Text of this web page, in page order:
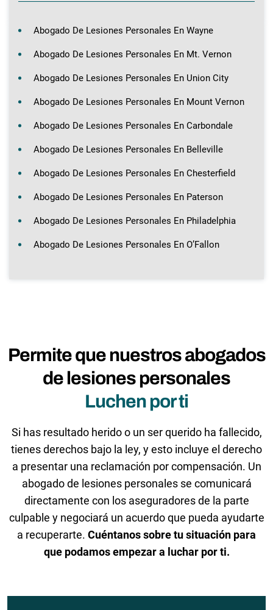
Abogado De Lesiones Personales En Wayne
Abogado De Lesiones Personales En Mt. Vernon
Abogado De Lesiones Personales En Union City
Abogado De Lesiones Personales En Mount Vernon
Abogado De Lesiones Personales En Carbondale
Abogado De Lesiones Personales En Belleville
Abogado De Lesiones Personales En Chesterfield
Abogado De Lesiones Personales En Paterson
Abogado De Lesiones Personales En Philadelphia
Abogado De Lesiones Personales En O’Fallon
Permite que nuestros abogados
de lesiones personales
Luchen por ti
Si has resultado herido o un ser querido ha fallecido,
tienes derechos bajo la ley, y esto incluye el derecho
a presentar una reclamación por compensación. Un
abogado de lesiones personales se comunicará
directamente con los aseguradores de la parte
culpable y negociará un acuerdo que pueda ayudarte
a recuperarte. Cuéntanos sobre tu situación para
que podamos empezar a luchar por ti.